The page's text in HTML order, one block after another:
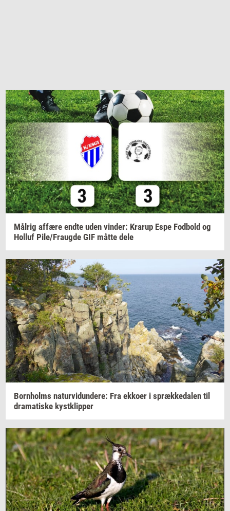
Må­l­rig af­fæ­re endte uden vin­der: Krarup Espe Fod­bold og
Hol­luf Pile/Fraug­de GIF måtte dele
Born­holms na­tur­vi­dun­de­re: Fra ek­ko­er i spræk­ke­da­len til
dra­ma­ti­ske kyst­klip­per